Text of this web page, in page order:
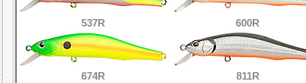
537R 600R
674R 811R